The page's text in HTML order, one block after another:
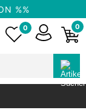
%%
0 0